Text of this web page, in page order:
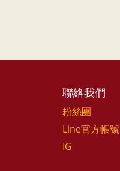
聯絡我們
粉絲團
Line官方帳號
IG